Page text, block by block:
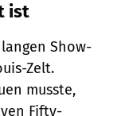
ist
Show-
Zelt.
musste,
­Fifty-